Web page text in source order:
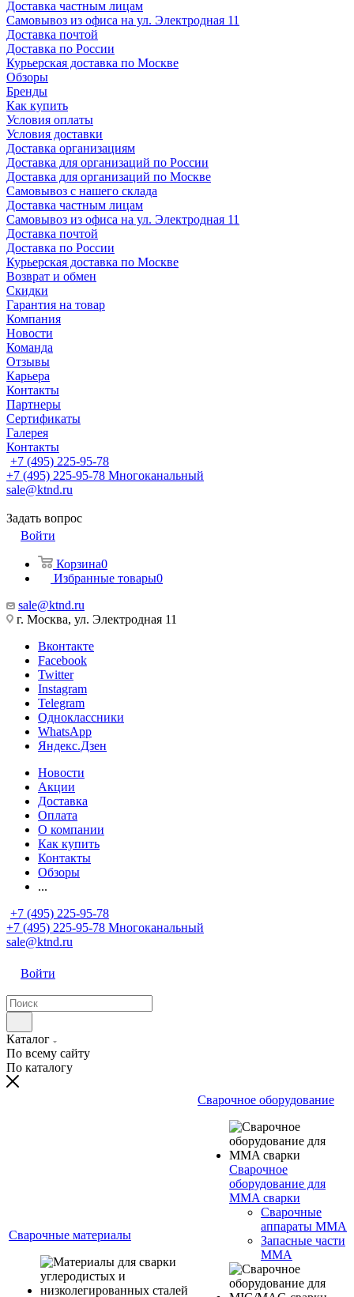
Доставка частным лицам
Самовывоз из офиса на ул. Электродная 11
Доставка почтой
Доставка по России
Курьерская доставка по Москве
Обзоры
Бренды
Как купить
Условия оплаты
Условия доставки
Доставка организациям
Доставка для организаций по России
Доставка для организаций по Москве
Самовывоз с нашего склада
Доставка частным лицам
Самовывоз из офиса на ул. Электродная 11
Доставка почтой
Доставка по России
Курьерская доставка по Москве
Возврат и обмен
Скидки
Гарантия на товар
Компания
Новости
Команда
Отзывы
Карьера
Контакты
Партнеры
Сертификаты
Галерея
Контакты
+7 (495) 225-95-78
+7 (495) 225-95-78 Многоканальный
sale@ktnd.ru
Задать вопрос
Войти
Корзина0
Избранные товары0
sale@ktnd.ru
г. Москва, ул. Электродная 11
Вконтакте
Facebook
Twitter
Instagram
Telegram
Одноклассники
WhatsApp
Яндекс.Дзен
Новости
Акции
Доставка
Оплата
О компании
Как купить
Контакты
Обзоры
...
+7 (495) 225-95-78
+7 (495) 225-95-78 Многоканальный
sale@ktnd.ru
Войти
Каталог
По всему сайту
По каталогу
Сварочные материалы
Сварочное оборудование
Сварочное
оборудование для
MMA сварки
Сварочные
аппараты MMA
Запасные части
MMA